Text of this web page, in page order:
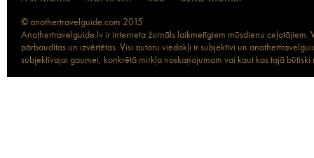
© anothertravelguide.com 2015
Anothertravelguide.lv ir interneta žurnāls laikmetīgiem mūsdienu
pārbaudītas un izvērtētas. Visi autoru viedokļi ir subjektīvi un
subjektīvajai gaumei, konkrētā mirkļa noskaņojumam vai kaut kas tajā